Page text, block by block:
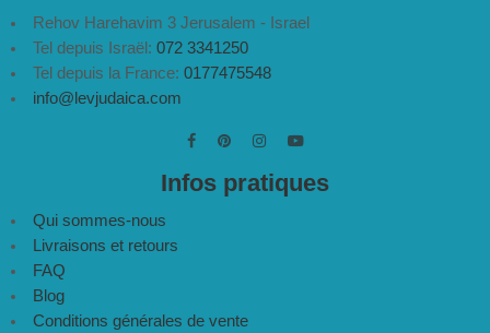
Rehov Harehavim 3 Jerusalem - Israel
Tel depuis Israël: 072 3341250
Tel depuis la France: 0177475548
info@levjudaica.com
Infos pratiques
Qui sommes-nous
Livraisons et retours
FAQ
Blog
Conditions générales de vente